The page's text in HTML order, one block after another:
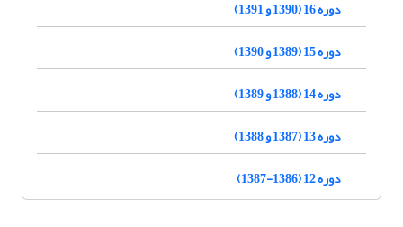
دوره 16 (1390 و 1391)
دوره 15 (1389 و 1390)
دوره 14 (1388 و 1389)
دوره 13 (1387 و 1388)
دوره 12 (1386-1387)